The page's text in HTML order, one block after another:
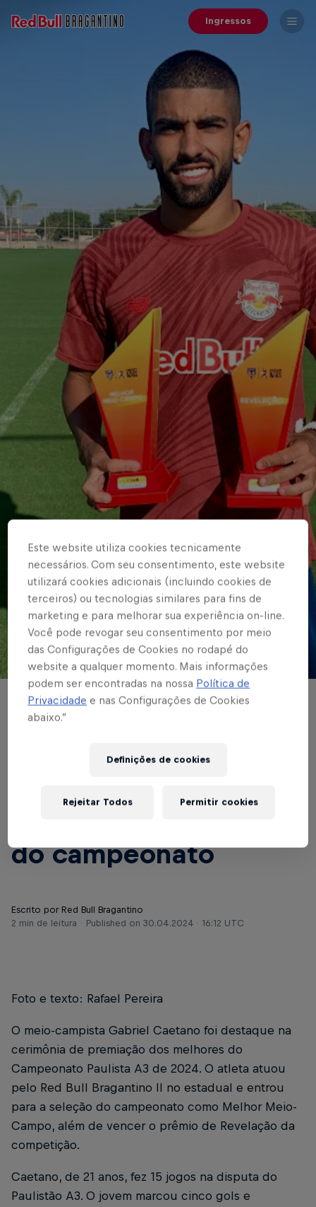
Ingressos
© Red Bull Bragantino
FUTEBOL MASCULINO
Bragantino, é eleito
revelação do Paulistão
do campeonato
Escrito por Red Bull Bragantino
2 min de leitura
Published on 30.04.2024 · 16:12 UTC
Foto e texto: Rafael Pereira
O meio-campista Gabriel Caetano foi destaque na
cerimônia de premiação dos melhores do
Campeonato Paulista A3 de 2024. O atleta atuou
pelo Red Bull Bragantino II no estadual e entrou
para a seleção do campeonato como Melhor Meio-
Campo, além de vencer o prêmio de Revelação da
competição.
Caetano, de 21 anos, fez 15 jogos na disputa do
Paulistão A3. O jovem marcou cinco gols e
Este website utiliza cookies tecnicamente
necessários. Com seu consentimento, este website
utilizará cookies adicionais (incluindo cookies de
terceiros) ou tecnologias similares para fins de
marketing e para melhorar sua experiência on-line.
Você pode revogar seu consentimento por meio
das Configurações de Cookies no rodapé do
website a qualquer momento. Mais informações
podem ser encontradas na nossa Política de
Privacidade e nas Configurações de Cookies
abaixo.”
Definições de cookies
Rejeitar Todos Permitir cookies